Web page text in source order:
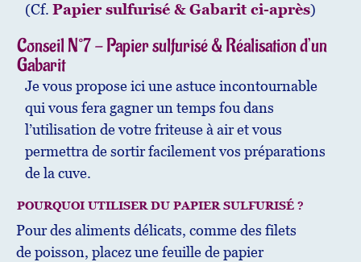
(Cf.Papier sulfurisé & Gabarit ci-après)
Conseil N°7 - Papier sulfurisé & Réalisation d’un
Gabarit
Je vous propose ici une astuce incontournable
qui vous fera gagner un temps fou dans
l’utilisation de votre friteuse à air et vous
permettra de sortir facilement vos préparations
de la cuve.
POURQUOI UTILISER DU PAPIER SULFURISÉ ?
Pour des aliments délicats, comme des filets
de poisson, placez une feuille de papier